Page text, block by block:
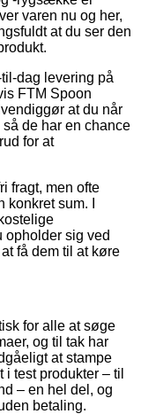
varen nu og her,
at du ser den
dag levering på
FTM Spoon
at du når
de har en chance
for at
fragt, men ofte
sum. I
opholder sig ved
få dem til at køre
for alle at søge
og til tak har
at stampe
test produkter – til
– en hel del, og
betaling.